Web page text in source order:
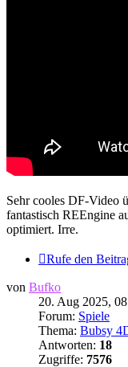
Sehr cooles DF-Video
fantastisch REEngine
optimiert. Irre.
Rufe den
von Bufko
20. Aug 2025,
Forum: Spiele
Thema: Bubsy
Antworten: 18
Zugriffe: 7576